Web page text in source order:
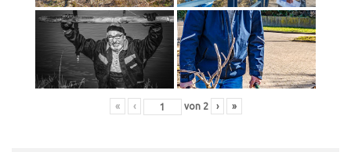
« ‹ von 2 › »